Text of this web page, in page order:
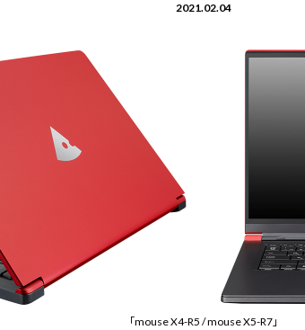
2021.02.04
「mouse X4-R5 / mouse X5-R7」